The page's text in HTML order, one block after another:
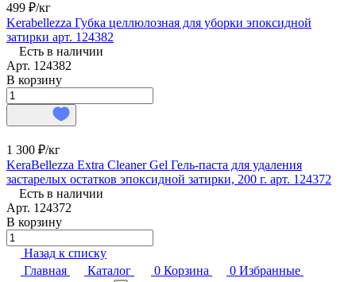
499 ₽/кг
Kerabellezza Губка целлюлозная для уборки эпоксидной
затирки арт. 124382
Есть в наличии
Арт. 124382
В корзину
1 300 ₽/кг
KeraBellezza Extra Cleaner Gel Гель-паста для удаления
застарелых остатков эпоксидной затирки, 200 г. арт. 124372
Есть в наличии
Арт. 124372
В корзину
Назад к списку
Главная
Каталог 0 Корзина 0 Избранные